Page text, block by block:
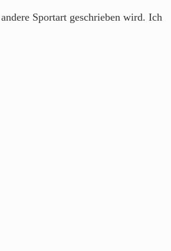
Sportart geschrieben wird. Ich